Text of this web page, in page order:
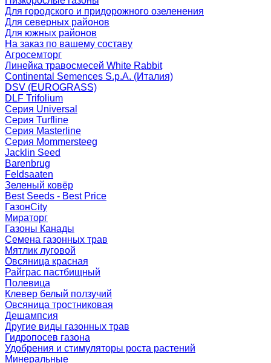
Для городского и придорожного озеленения
Для северных районов
Для южных районов
На заказ по вашему составу
Агросемторг
Линейка травосмесей White Rabbit
Continental Semences S.p.A. (Италия)
DSV (EUROGRASS)
DLF Trifolium
Серия Universal
Серия Turfline
Серия Masterline
Серия Mommersteeg
Jacklin Seed
Barenbrug
Feldsaaten
Зеленый ковёр
Best Seeds - Best Price
ГазонCity
Мираторг
Газоны Канады
Семена газонных трав
Мятлик луговой
Овсяница красная
Райграс пастбищный
Полевица
Клевер белый ползучий
Овсяница тростниковая
Дешампсия
Другие виды газонных трав
Гидропосев газона
Удобрения и стимуляторы роста растений
Минеральные